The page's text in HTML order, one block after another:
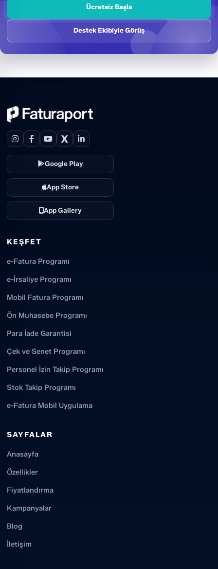
Ücretsiz Başla
Destek Ekibiyle Görüş
X
Google Play
App Store
App Gallery
KEŞFET
e-Fatura Programı
e-İrsaliye Programı
Mobil Fatura Programı
Ön Muhasebe Programı
Para İade Garantisi
Çek ve Senet Programı
Personel İzin Takip Programı
Stok Takip Programı
e-Fatura Mobil Uygulama
SAYFALAR
Anasayfa
Özellikler
Fiyatlandırma
Kampanyalar
Blog
İletişim